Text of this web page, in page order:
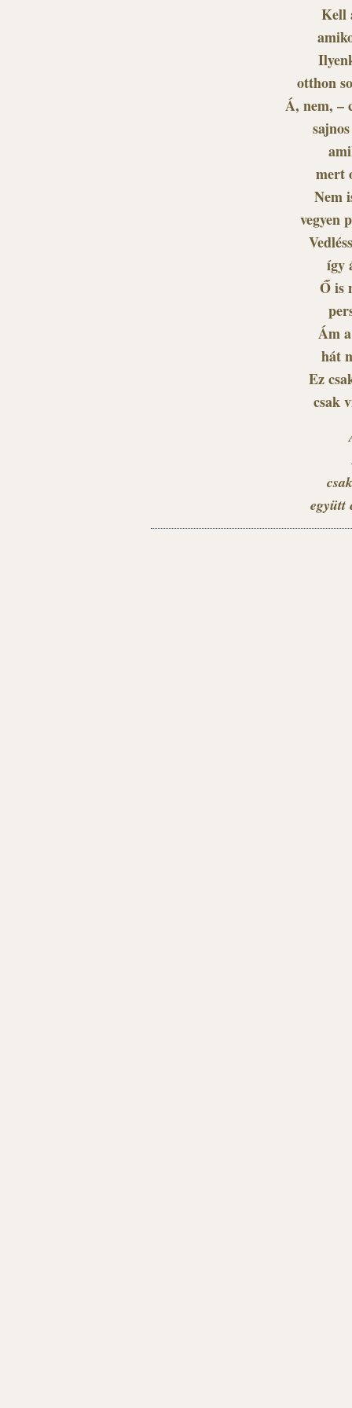
Kell
otthon
Á, nem, –
mert
Nem
vegyen
így
Ő is
Ám
hát
Ez
csak
együtt